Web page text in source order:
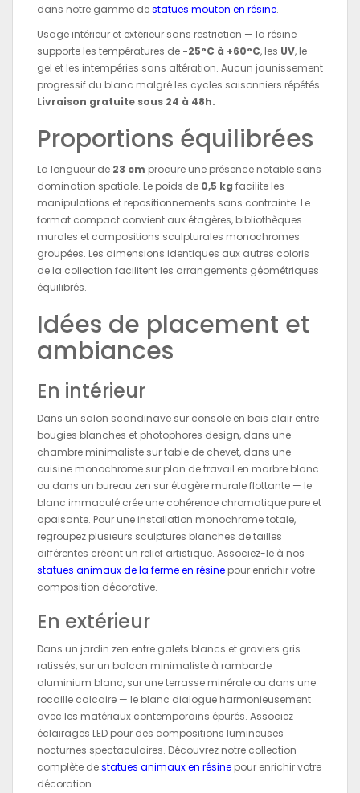
dans notre gamme destatues mouton en résine.
Usage intérieur et extérieur sans restriction — la résine
supporte les températures de -25°C à +60°C, les UV, le
gel et les intempéries sans altération. Aucun jaunissement
progressif du blanc malgré les cycles saisonniers répétés.
Livraison gratuite sous 24 à 48h.
Proportions équilibrées
La longueur de 23 cm procure une présence notable sans
domination spatiale. Le poids de 0,5 kg facilite les
manipulations et repositionnements sans contrainte. Le
format compact convient aux étagères, bibliothèques
murales et compositions sculpturales monochromes
groupées. Les dimensions identiques aux autres coloris
de la collection facilitent les arrangements géométriques
équilibrés.
Idées de placement et
ambiances
En intérieur
Dans un salon scandinave sur console en bois clair entre
bougies blanches et photophores design, dans une
chambre minimaliste sur table de chevet, dans une
cuisine monochrome sur plan de travail en marbre blanc
ou dans un bureau zen sur étagère murale flottante — le
blanc immaculé crée une cohérence chromatique pure et
apaisante. Pour une installation monochrome totale,
regroupez plusieurs sculptures blanches de tailles
différentes créant un relief artistique. Associez-le à nos
statues animaux de la ferme en résine pour enrichir votre
composition décorative.
En extérieur
Dans un jardin zen entre galets blancs et graviers gris
ratissés, sur un balcon minimaliste à rambarde
aluminium blanc, sur une terrasse minérale ou dans une
rocaille calcaire — le blanc dialogue harmonieusement
avec les matériaux contemporains épurés. Associez
éclairages LED pour des compositions lumineuses
nocturnes spectaculaires. Découvrez notre collection
complète destatues animaux en résine pour enrichir votre
décoration.